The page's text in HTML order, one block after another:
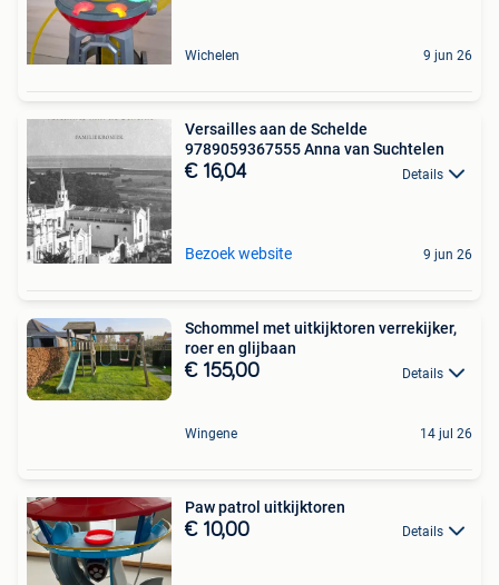
Wichelen 9 jun 26
Versailles aan de Schelde
9789059367555 Anna van Suchtelen
€ 16,04 Details
Bezoek website 9 jun 26
Schommel met uitkijktoren verrekijker,
roer en glijbaan
€ 155,00 Details
Wingene 14 jul 26
Paw patrol uitkijktoren
€ 10,00 Details